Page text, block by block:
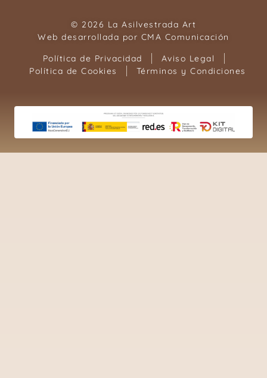
© 2026 La Asilvestrada Art
Web desarrollada por CMA Comunicación
Política de Privacidad
Aviso Legal
Política de Cookies
Términos y Condiciones